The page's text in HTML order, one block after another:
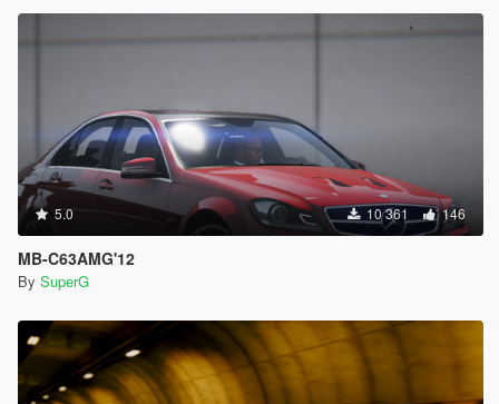
5.0 10 361 146
MB-C63AMG'12
By SuperG